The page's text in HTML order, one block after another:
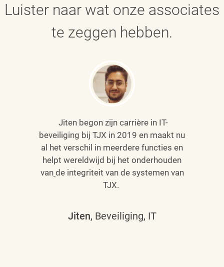
Luister naar wat onze associates
te zeggen hebben.
Jiten begon zijn carrière in IT-
beveiliging bij TJX in 2019 en maakt nu
al het verschil in meerdere functies en
helpt wereldwijd bij het onderhouden
van de integriteit van de systemen van
TJX.
Jiten, Beveiliging, IT